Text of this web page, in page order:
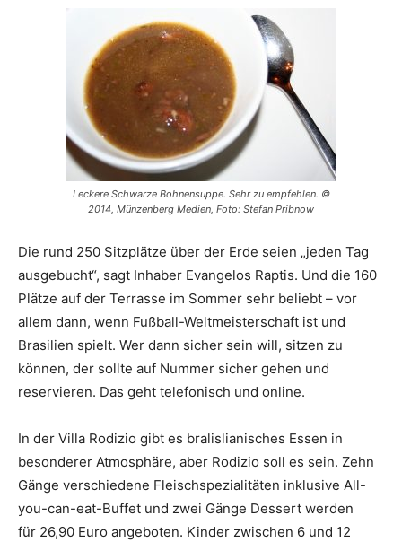
Leckere Schwarze Bohnensuppe. Sehr zu empfehlen. ©
2014, Münzenberg Medien, Foto: Stefan Pribnow
Die rund 250 Sitzplätze über der Erde seien „jeden Tag
ausgebucht“, sagt Inhaber Evangelos Raptis. Und die 160
Plätze auf der Terrasse im Sommer sehr beliebt – vor
allem dann, wenn Fußball-Weltmeisterschaft ist und
Brasilien spielt. Wer dann sicher sein will, sitzen zu
können, der sollte auf Nummer sicher gehen und
reservieren. Das geht telefonisch und online.
In der Villa Rodizio gibt es bralislianisches Essen in
besonderer Atmosphäre, aber Rodizio soll es sein. Zehn
Gänge verschiedene Fleischspezialitäten inklusive All-
you-can-eat-Buffet und zwei Gänge Dessert werden
für 26,90 Euro angeboten. Kinder zwischen 6 und 12